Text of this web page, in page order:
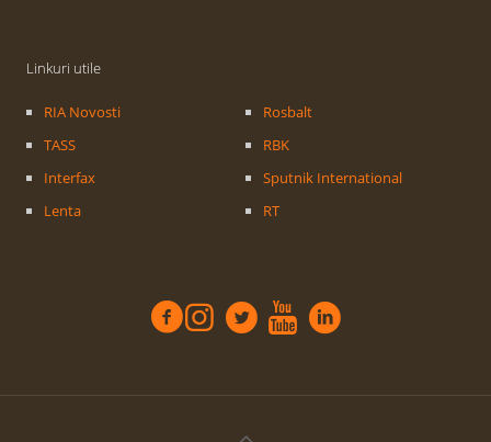
Linkuri utile
RIA Novosti
TASS
Interfax
Lenta
Rosbalt
RBK
Sputnik International
RT